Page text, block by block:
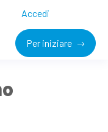
Accedi
Per iniziare